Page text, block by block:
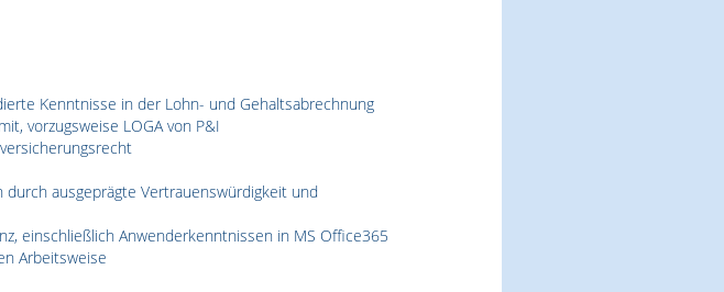
Kenntnisse in der Lohn- und Gehaltsabrechnung
vorzugsweise LOGA von P&I
ausgeprägte Vertrauenswürdigkeit und
einschließlich Anwenderkenntnissen in MS Office365
Arbeitsweise